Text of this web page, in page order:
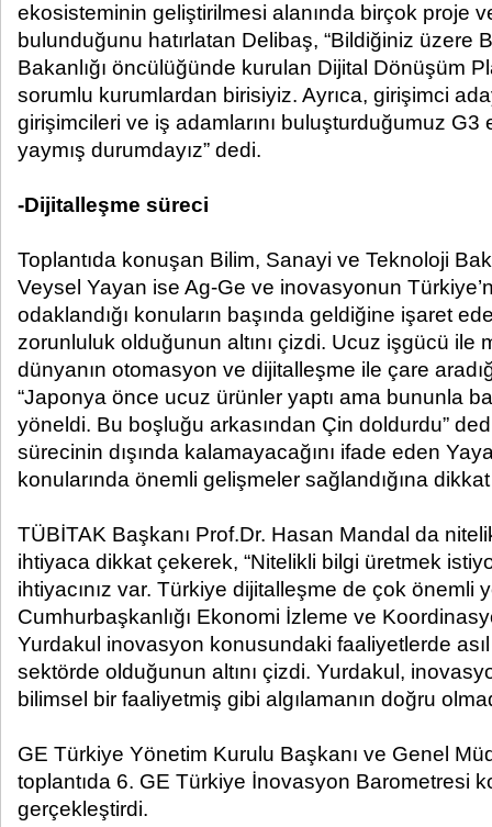
ekosisteminin geliştirilmesi alanında birçok proje
bulunduğunu hatırlatan Delibaş, “Bildiğiniz üzere
Bakanlığı öncülüğünde kurulan Dijital Dönüşüm
sorumlu kurumlardan birisiyiz. Ayrıca, girişimci
girişimcileri ve iş adamlarını buluşturduğumuz G3
yaymış durumdayız” dedi.
-Dijitalleşme süreci
Toplantıda konuşan Bilim, Sanayi ve Teknoloji
Veysel Yayan ise Ag-Ge ve inovasyonun
odaklandığı konuların başında geldiğine işaret
zorunluluk olduğunun altını çizdi. Ucuz işgücü ile
dünyanın otomasyon ve dijitalleşme ile çare
“Japonya önce ucuz ürünler yaptı ama bununla
yöneldi. Bu boşluğu arkasından Çin doldurdu”
sürecinin dışında kalamayacağını ifade eden
konularında önemli gelişmeler sağlandığına
TÜBİTAK Başkanı Prof.Dr. Hasan Mandal da
ihtiyaca dikkat çekerek, “Nitelikli bilgi üretmek
ihtiyacınız var. Türkiye dijitalleşme de çok önemli
Cumhurbaşkanlığı Ekonomi İzleme ve
Yurdakul inovasyon konusundaki faaliyetlerde
sektörde olduğunun altını çizdi. Yurdakul,
bilimsel bir faaliyetmiş gibi algılamanın doğru
GE Türkiye Yönetim Kurulu Başkanı ve Genel
toplantıda 6. GE Türkiye İnovasyon Barometresi
gerçekleştirdi.